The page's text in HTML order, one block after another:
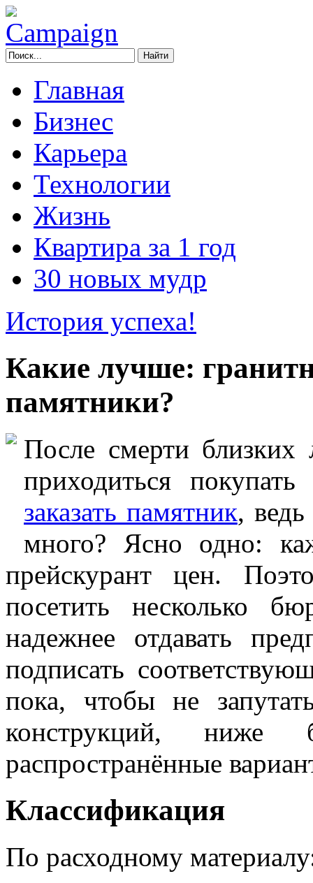
Главная
Бизнес
Карьера
Технологии
Жизнь
Квартира за 1 год
30 новых мудр
История успеха!
Какие лучше:
памятники?
После смерти
приходиться
заказать памятник,
много? Ясно одно:
прейскурант цен.
посетить несколько
надежнее отдавать
подписать
пока, чтобы не
конструкций, ниже
распространённые
Классификация
По расходному